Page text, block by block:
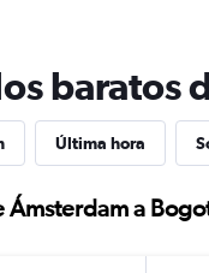
baratos
Última hora
Ámsterdam a